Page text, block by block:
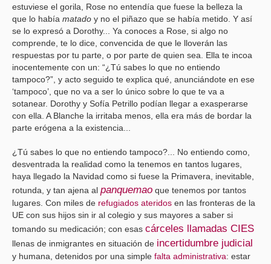
estuviese el gorila, Rose no entendía que fuese la belleza la
que lo había matado y no el piñazo que se había metido. Y así
se lo expresó a Dorothy... Ya conoces a Rose, si algo no
comprende, te lo dice, convencida de que le lloverán las
respuestas por tu parte, o por parte de quien sea. Ella te incoa
inocentemente con un: “¿Tú sabes lo que no entiendo
tampoco?”, y acto seguido te explica qué, anunciándote en ese
‘tampoco’, que no va a ser lo único sobre lo que te va a
sotanear. Dorothy y Sofía Petrillo podían llegar a exasperarse
con ella. A Blanche la irritaba menos, ella era más de bordar la
parte erógena a la existencia...
¿Tú sabes lo que no entiendo tampoco?... No entiendo como,
desventrada la realidad como la tenemos en tantos lugares,
haya llegado la Navidad como si fuese la Primavera, inevitable,
rotunda, y tan ajena al panquemao que tenemos por tantos
lugares. Con miles de refugiados ateridos en las fronteras de la
UE con sus hijos sin ir al colegio y sus mayores a saber si
tomando su medicación; con esas cárceles llamadas CIES
llenas de inmigrantes en situación de incertidumbre judicial
y humana, detenidos por una simple falta administrativa: estar